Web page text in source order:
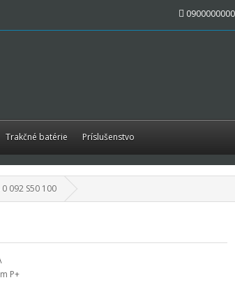
0900000000
Trakčné batérie Príslušenstvo
092 S50 100
P+